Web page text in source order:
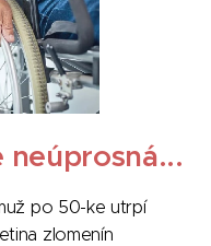
neúprosná...
po 50-ke utrpí
zlomenín